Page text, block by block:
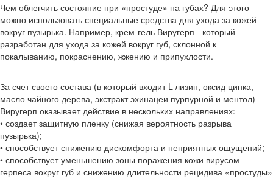
Чем облегчить состояние при «простуде» на губах? Для этого
можно использовать специальные средства для ухода за кожей
вокруг пузырька. Например, крем-гель Виругерп - который
разработан для ухода за кожей вокруг губ, склонной к
покалыванию, покраснению, жжению и припухлости.
За счет своего состава (в который входит L-лизин, оксид цинка,
масло чайного дерева, экстракт эхинацеи пурпурной и ментол)
Виругерп оказывает действие в нескольких направлениях:
• создает защитную пленку (снижая вероятность разрыва
пузырька);
• способствует снижению дискомфорта и неприятных ощущений;
• способствует уменьшению зоны поражения кожи вирусом
герпеса вокруг губ и снижению длительности рецидива «простуды»